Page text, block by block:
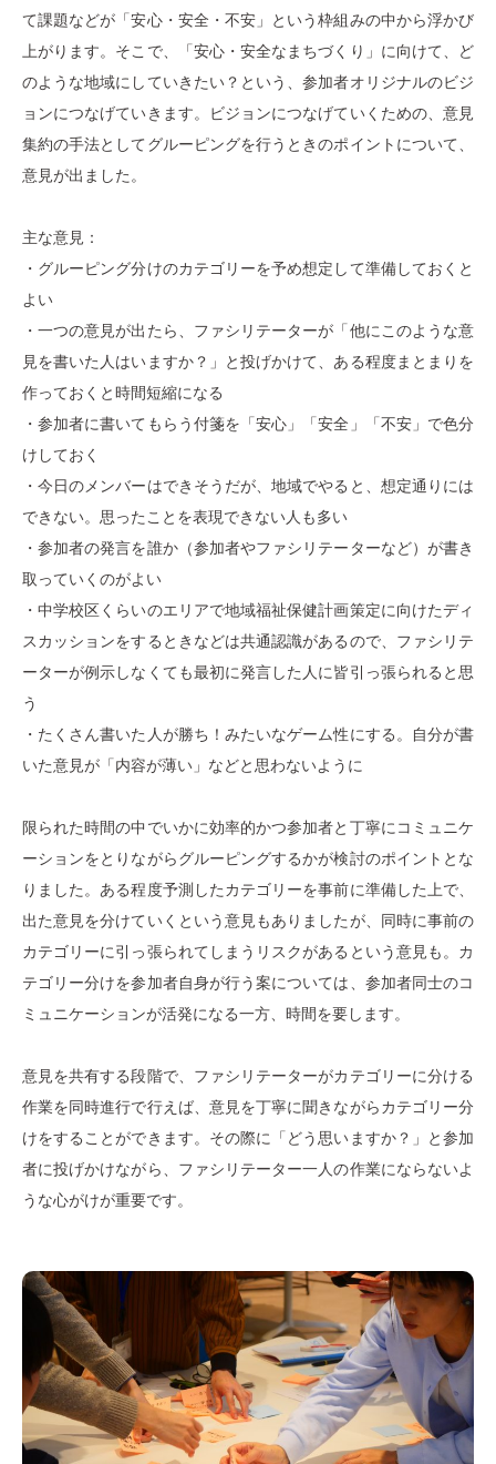
て課題などが「安心・安全・不安」という枠組みの中から浮かび
上がります。そこで、「安心・安全なまちづくり」に向けて、ど
のような地域にしていきたい？という、参加者オリジナルのビジ
ョンにつなげていきます。ビジョンにつなげていくための、意見
集約の手法としてグルーピングを行うときのポイントについて、
意見が出ました。
主な意見：
・グルーピング分けのカテゴリーを予め想定して準備しておくと
よい
・一つの意見が出たら、ファシリテーターが「他にこのような意
見を書いた人はいますか？」と投げかけて、ある程度まとまりを
作っておくと時間短縮になる
・参加者に書いてもらう付箋を「安心」「安全」「不安」で色分
けしておく
・今日のメンバーはできそうだが、地域でやると、想定通りには
できない。思ったことを表現できない人も多い
・参加者の発言を誰か（参加者やファシリテーターなど）が書き
取っていくのがよい
・中学校区くらいのエリアで地域福祉保健計画策定に向けたディ
スカッションをするときなどは共通認識があるので、ファシリテ
ーターが例示しなくても最初に発言した人に皆引っ張られると思
う
・たくさん書いた人が勝ち！みたいなゲーム性にする。自分が書
いた意見が「内容が薄い」などと思わないように
限られた時間の中でいかに効率的かつ参加者と丁寧にコミュニケ
ーションをとりながらグルーピングするかが検討のポイントとな
りました。ある程度予測したカテゴリーを事前に準備した上で、
出た意見を分けていくという意見もありましたが、同時に事前の
カテゴリーに引っ張られてしまうリスクがあるという意見も。カ
テゴリー分けを参加者自身が行う案については、参加者同士のコ
ミュニケーションが活発になる一方、時間を要します。
意見を共有する段階で、ファシリテーターがカテゴリーに分ける
作業を同時進行で行えば、意見を丁寧に聞きながらカテゴリー分
けをすることができます。その際に「どう思いますか？」と参加
者に投げかけながら、ファシリテーター一人の作業にならないよ
うな心がけが重要です。